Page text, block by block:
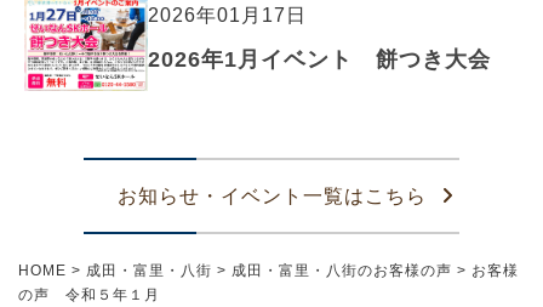
2026年01月17日
2026年1月イベント 餅つき大会
お知らせ・イベント一覧はこちら
HOME > 成田・富里・八街 > 成田・富里・八街のお客様の声 > お客様
の声 令和５年１月